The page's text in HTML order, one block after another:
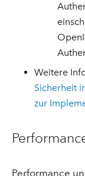
Weitere
Sicherheit
zur
Performance